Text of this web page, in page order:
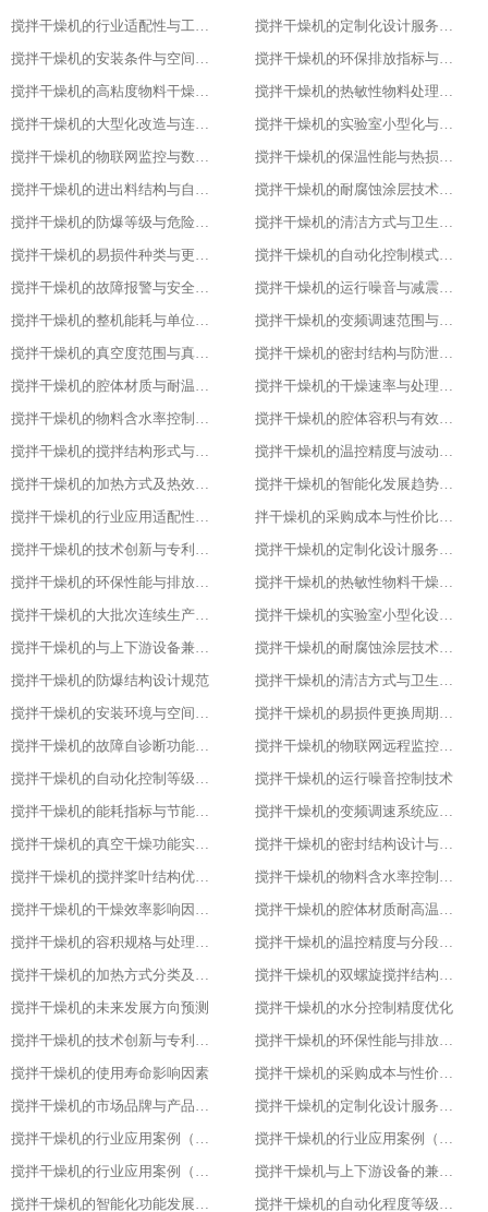
搅拌干燥机的行业适配性与工艺调整方案
搅拌干燥机的定制化设计服务范围
搅拌干燥机的安装条件与空间布局要求
搅拌干燥机的环保排放指标与净化措施
搅拌干燥机的高粘度物料干燥适配设计
搅拌干燥机的热敏性物料处理工艺优化
搅拌干燥机的大型化改造与连续生产能力
搅拌干燥机的实验室小型化与参数复刻性
搅拌干燥机的物联网监控与数据追溯能力
搅拌干燥机的保温性能与热损失率
搅拌干燥机的进出料结构与自动化适配
搅拌干燥机的耐腐蚀涂层技术与应用场景
搅拌干燥机的防爆等级与危险环境适配性
搅拌干燥机的清洁方式与卫生残留标准
搅拌干燥机的易损件种类与更换周期
搅拌干燥机的自动化控制模式分类
搅拌干燥机的故障报警与安全保护功能
搅拌干燥机的运行噪音与减震措施
搅拌干燥机的整机能耗与单位能耗标准
搅拌干燥机的变频调速范围与控制精度
搅拌干燥机的真空度范围与真空干燥效果
搅拌干燥机的密封结构与防泄漏等级
搅拌干燥机的腔体材质与耐温耐腐蚀性能
搅拌干燥机的干燥速率与处理量参数
搅拌干燥机的物料含水率控制范围
搅拌干燥机的腔体容积与有效装载率
搅拌干燥机的搅拌结构形式与适配物料
搅拌干燥机的温控精度与波动范围
搅拌干燥机的加热方式及热效率指标
搅拌干燥机的智能化发展趋势预测
搅拌干燥机的行业应用适配性调整
拌干燥机的采购成本与性价比评估
搅拌干燥机的技术创新与专利成果
搅拌干燥机的定制化设计服务范围
搅拌干燥机的环保性能与排放标准
搅拌干燥机的热敏性物料干燥工艺优化
搅拌干燥机的大批次连续生产改造
搅拌干燥机的实验室小型化设计要点
搅拌干燥机的与上下游设备兼容适配方案
搅拌干燥机的耐腐蚀涂层技术应用
搅拌干燥机的防爆结构设计规范
搅拌干燥机的清洁方式与卫生标准
搅拌干燥机的安装环境与空间要求
搅拌干燥机的易损件更换周期与维护
搅拌干燥机的故障自诊断功能解析
搅拌干燥机的物联网远程监控系统搭建
搅拌干燥机的自动化控制等级划分
搅拌干燥机的运行噪音控制技术
搅拌干燥机的能耗指标与节能改造方案
搅拌干燥机的变频调速系统应用优势
搅拌干燥机的真空干燥功能实现原理
搅拌干燥机的密封结构设计与防泄漏技术
搅拌干燥机的搅拌桨叶结构优化方案
搅拌干燥机的物料含水率控制精度
搅拌干燥机的干燥效率影响因素分析
搅拌干燥机的腔体材质耐高温性能指标
搅拌干燥机的容积规格与处理量匹配
搅拌干燥机的温控精度与分段控温技术
搅拌干燥机的加热方式分类及适用场景
搅拌干燥机的双螺旋搅拌结构设计原理
搅拌干燥机的未来发展方向预测​
搅拌干燥机的水分控制精度优化​
搅拌干燥机的技术创新与专利成果​
搅拌干燥机的环保性能与排放标准​
搅拌干燥机的使用寿命影响因素​
搅拌干燥机的采购成本与性价比评估​
搅拌干燥机的市场品牌与产品对比​
搅拌干燥机的定制化设计服务范围​
搅拌干燥机的行业应用案例（化工行业）​
搅拌干燥机的行业应用案例（食品行业）
搅拌干燥机的行业应用案例（塑料行业）​
搅拌干燥机与上下游设备的兼容适配​
搅拌干燥机的智能化功能发展趋势​
搅拌干燥机的自动化程度等级划分​